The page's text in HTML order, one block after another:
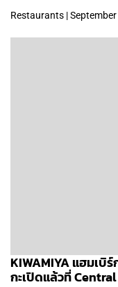
Restaurants |
KIWAMIYA แฮมเบิ
กะเปิดแล้วที่